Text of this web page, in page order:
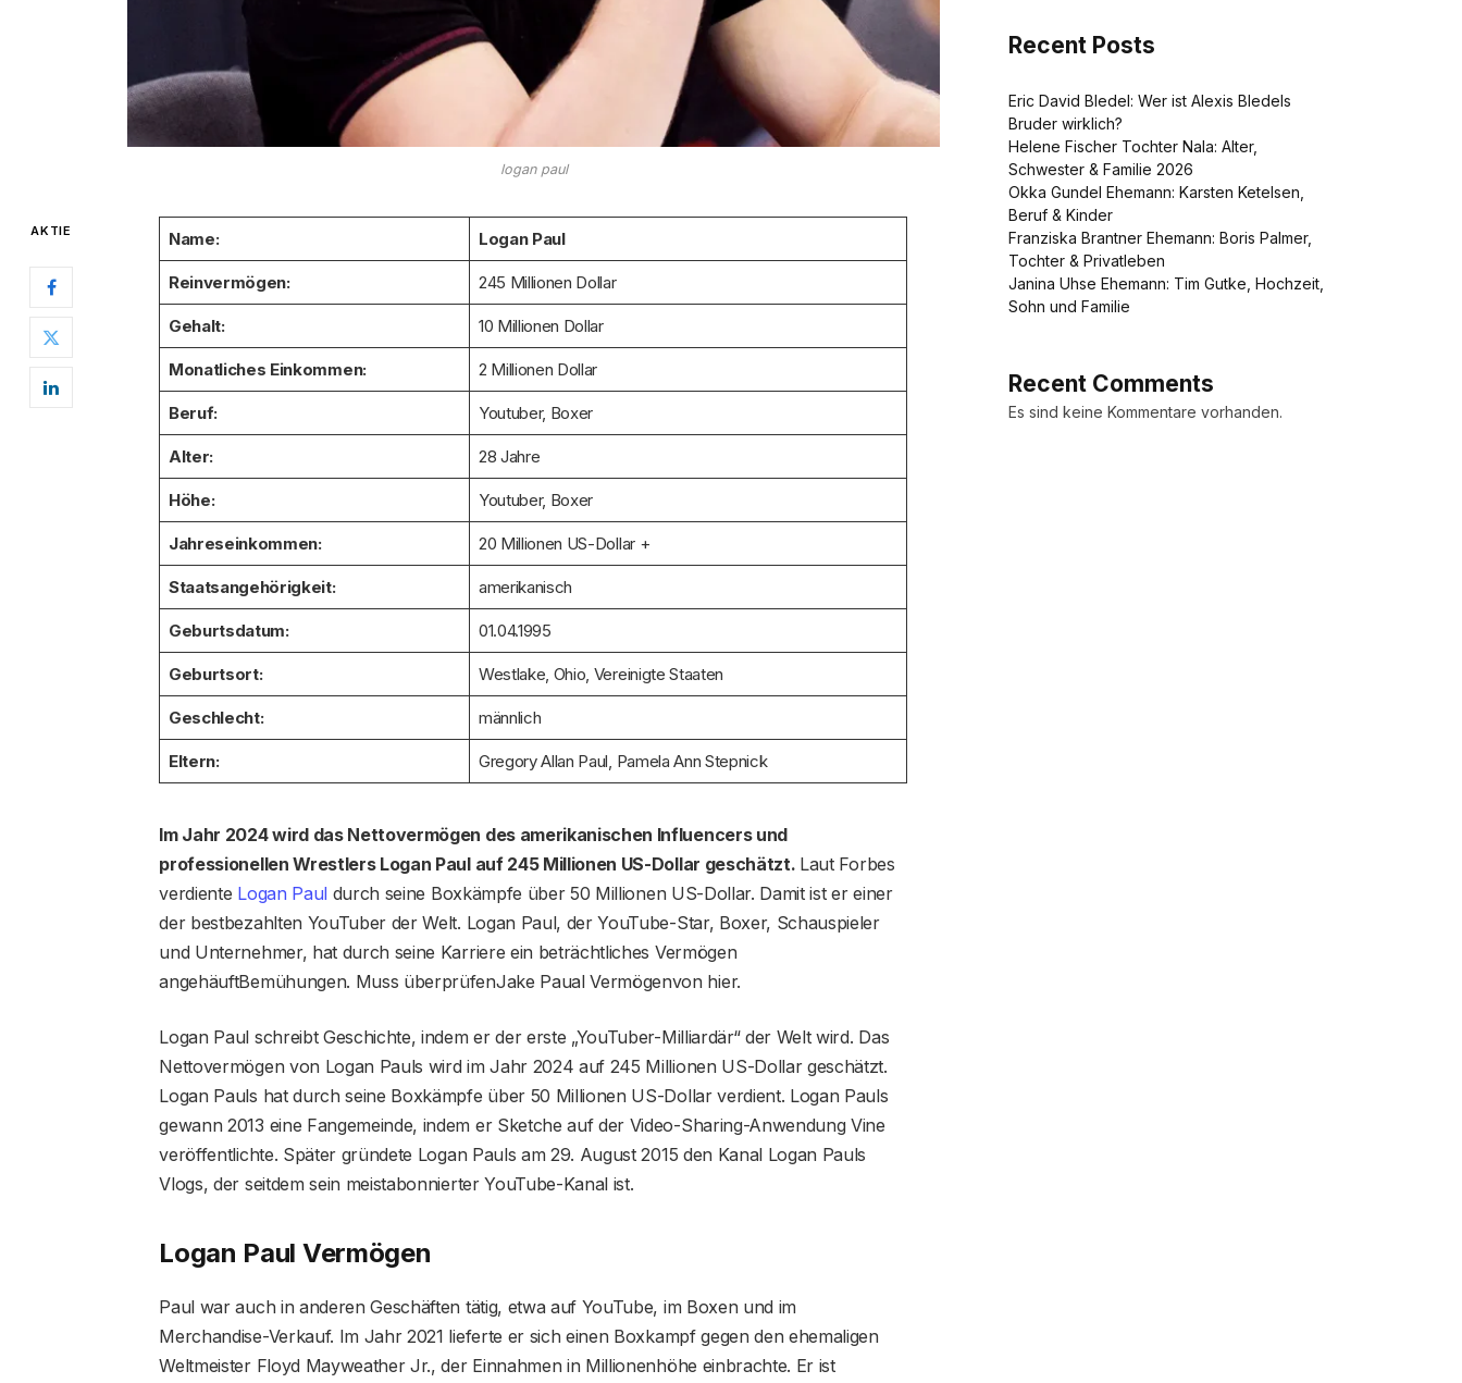
logan paul
AKTIE Name: Logan Paul
Reinvermögen: 245 Millionen Dollar
Gehalt: 10 Millionen Dollar
Monatliches Einkommen: 2 Millionen Dollar
Beruf: Youtuber, Boxer
Alter: 28 Jahre
Höhe: Youtuber, Boxer
Jahreseinkommen: 20 Millionen US-Dollar +
Staatsangehörigkeit: amerikanisch
Geburtsdatum: 01.04.1995
Geburtsort: Westlake, Ohio, Vereinigte Staaten
Geschlecht: männlich
Eltern: Gregory Allan Paul, Pamela Ann Stepnick
Im Jahr 2024 wird das Nettovermögen des amerikanischen Influencers und
professionellen Wrestlers Logan Paul auf 245 Millionen US-Dollar geschätzt. Laut Forbes
verdiente Logan Paul durch seine Boxkämpfe über 50 Millionen US-Dollar. Damit ist er einer
der bestbezahlten YouTuber der Welt. Logan Paul, der YouTube-Star, Boxer, Schauspieler
und Unternehmer, hat durch seine Karriere ein beträchtliches Vermögen
angehäuftBemühungen. Muss überprüfenJake Paual Vermögenvon hier.
Logan Paul schreibt Geschichte, indem er der erste „YouTuber-Milliardär“ der Welt wird. Das
Nettovermögen von Logan Pauls wird im Jahr 2024 auf 245 Millionen US-Dollar geschätzt.
Logan Pauls hat durch seine Boxkämpfe über 50 Millionen US-Dollar verdient. Logan Pauls
gewann 2013 eine Fangemeinde, indem er Sketche auf der Video-Sharing-Anwendung Vine
veröffentlichte. Später gründete Logan Pauls am 29. August 2015 den Kanal Logan Pauls
Vlogs, der seitdem sein meistabonnierter YouTube-Kanal ist.
Logan Paul Vermögen
Paul war auch in anderen Geschäften tätig, etwa auf YouTube, im Boxen und im
Merchandise-Verkauf. Im Jahr 2021 lieferte er sich einen Boxkampf gegen den ehemaligen
Weltmeister Floyd Mayweather Jr., der Einnahmen in Millionenhöhe einbrachte. Er ist
Recent Posts
Eric David Bledel: Wer ist Alexis Bledels
Bruder wirklich?
Helene Fischer Tochter Nala: Alter,
Schwester & Familie 2026
Okka Gundel Ehemann: Karsten Ketelsen,
Beruf & Kinder
Franziska Brantner Ehemann: Boris Palmer,
Tochter & Privatleben
Janina Uhse Ehemann: Tim Gutke, Hochzeit,
Sohn und Familie
Recent Comments
Es sind keine Kommentare vorhanden.